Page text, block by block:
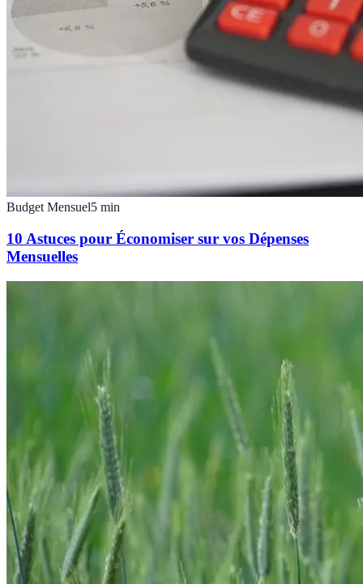
Budget Mensuel5 min
10 Astuces pour Économiser sur vos Dépenses
Mensuelles